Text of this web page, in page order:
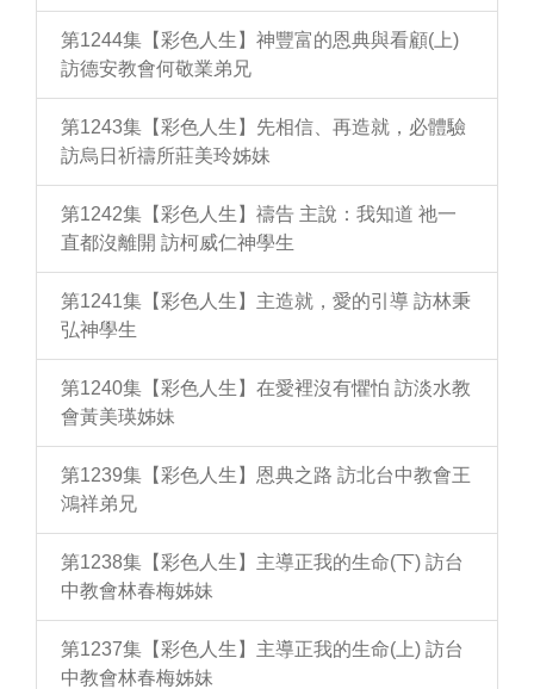
第1244集【彩色人生】神豐富的恩典與看顧(上)
訪德安教會何敬業弟兄
第1243集【彩色人生】先相信、再造就，必體驗
訪烏日祈禱所莊美玲姊妹
第1242集【彩色人生】禱告 主說：我知道 祂一
直都沒離開 訪柯威仁神學生
第1241集【彩色人生】主造就，愛的引導 訪林秉
弘神學生
第1240集【彩色人生】在愛裡沒有懼怕 訪淡水教
會黃美瑛姊妹
第1239集【彩色人生】恩典之路 訪北台中教會王
鴻祥弟兄
第1238集【彩色人生】主導正我的生命(下) 訪台
中教會林春梅姊妹
第1237集【彩色人生】主導正我的生命(上) 訪台
中教會林春梅姊妹